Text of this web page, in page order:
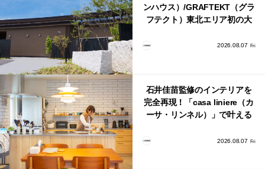
ンハウス）/GRAFTEKT（グラ
フテクト）東北エリア初の大
2026.08.07 Fri
石井佳苗監修のインテリアを
完全再現！「casa liniere（カ
ーサ・リンネル）」で叶える
2026.08.07 Fri